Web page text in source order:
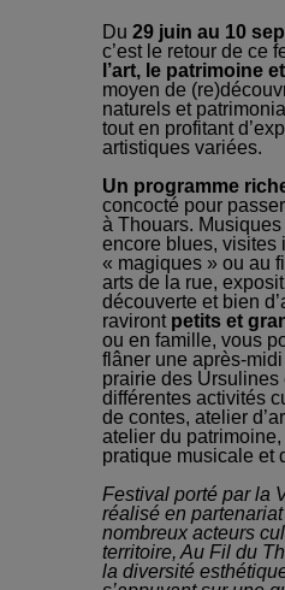
Du 29 juin au 10
c’est le retour de ce
l’art, le patrimoine
moyen de
naturels et
tout en profitant
artistiques variées.
Un programme
concocté pour
à Thouars.
encore blues, visites
« magiques » ou au
arts de la rue,
découverte et bien
raviront petits et
ou en famille, vous
flâner une après-
prairie des Ursulines
différentes activités
de contes, atelier
atelier du
pratique musicale et
Festival porté par la
réalisé en
nombreux acteurs
territoire, Au Fil du
la diversité